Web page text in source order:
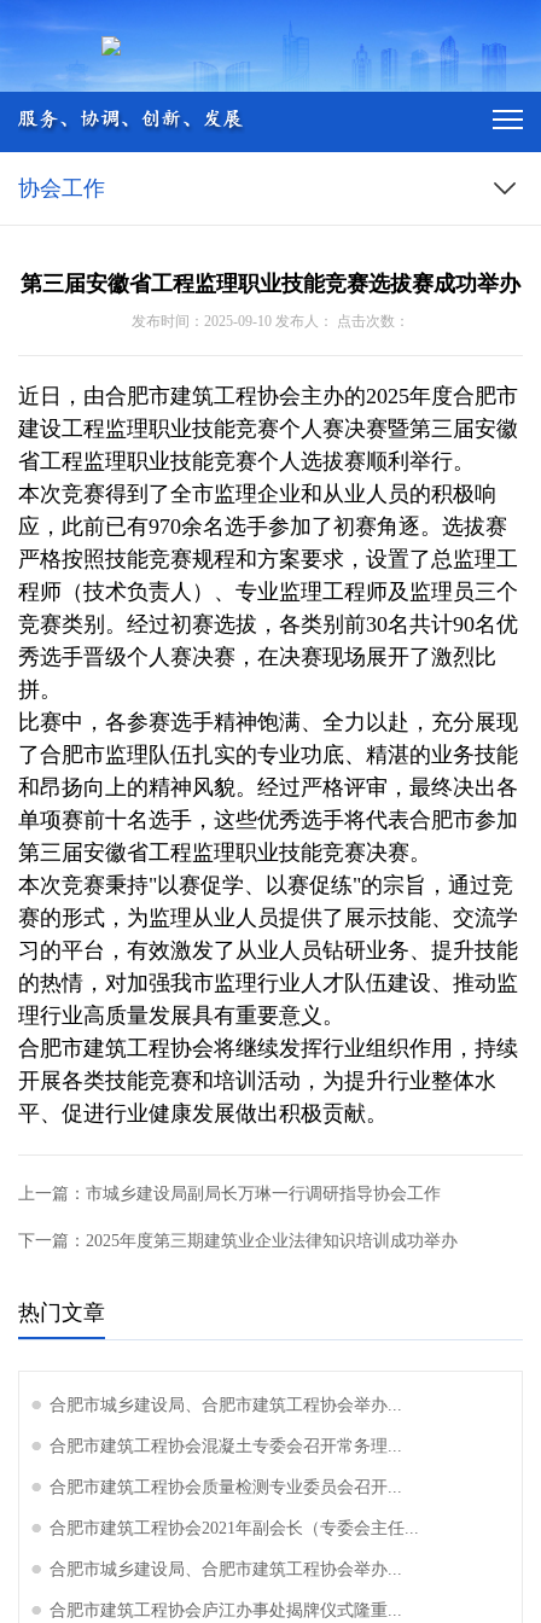
协会工作
第三届安徽省工程监理职业技能竞赛选拔赛成功举办
发布时间：2025-09-10 发布人： 点击次数：
近日，由合肥市建筑工程协会主办的2025年度合肥市
建设工程监理职业技能竞赛个人赛决赛暨第三届安徽
省工程监理职业技能竞赛个人选拔赛顺利举行。
本次竞赛得到了全市监理企业和从业人员的积极响
应，此前已有970余名选手参加了初赛角逐。选拔赛
严格按照技能竞赛规程和方案要求，设置了总监理工
程师（技术负责人）、专业监理工程师及监理员三个
竞赛类别。经过初赛选拔，各类别前30名共计90名优
秀选手晋级个人赛决赛，在决赛现场展开了激烈比
拼。
比赛中，各参赛选手精神饱满、全力以赴，充分展现
了合肥市监理队伍扎实的专业功底、精湛的业务技能
和昂扬向上的精神风貌。经过严格评审，最终决出各
单项赛前十名选手，这些优秀选手将代表合肥市参加
第三届安徽省工程监理职业技能竞赛决赛。
本次竞赛秉持"以赛促学、以赛促练"的宗旨，通过竞
赛的形式，为监理从业人员提供了展示技能、交流学
习的平台，有效激发了从业人员钻研业务、提升技能
的热情，对加强我市监理行业人才队伍建设、推动监
理行业高质量发展具有重要意义。
合肥市建筑工程协会将继续发挥行业组织作用，持续
开展各类技能竞赛和培训活动，为提升行业整体水
平、促进行业健康发展做出积极贡献。
上一篇： 市城乡建设局副局长万琳一行调研指导协会工作
下一篇： 2025年度第三期建筑业企业法律知识培训成功举办
热门文章
合肥市城乡建设局、合肥市建筑工程协会举办...
合肥市建筑工程协会混凝土专委会召开常务理...
合肥市建筑工程协会质量检测专业委员会召开...
合肥市建筑工程协会2021年副会长（专委会主任...
合肥市城乡建设局、合肥市建筑工程协会举办...
合肥市建筑工程协会庐江办事处揭牌仪式隆重...